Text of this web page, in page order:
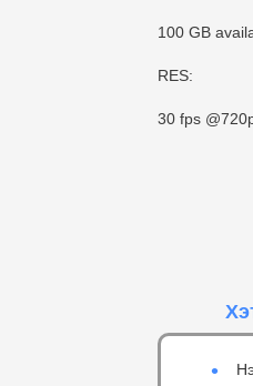
100 GB
RES:
30 fps